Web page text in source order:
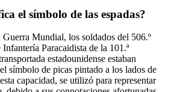
el símbolo de las espadas?
Guerra Mundial, los soldados del 506.º
Paracaidista de la 101.ª
estadounidense estaban
símbolo de picas pintado a los lados de
capacidad, se utilizó para representar